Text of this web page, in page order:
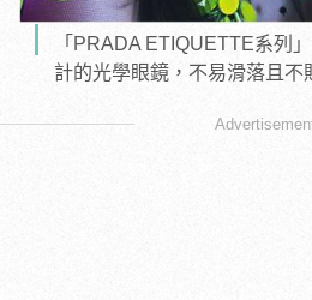
「PRADA ETIQUETTE系列
計的光學眼鏡，不易滑落且不